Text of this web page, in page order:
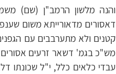
והנה מלשון הרמב"ן (שם)
דאסורים מדאורייתא משום
קטנים ולא מתערבבים עם
מש"כ בגמ' דשאר זרעים אסורים
עבדי כלאים כלל, י"ל שכונתו